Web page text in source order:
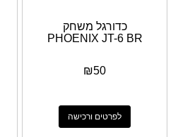
כדורגל משחק
PHOENIX JT-6 BR
₪50
לפרטים ורכישה